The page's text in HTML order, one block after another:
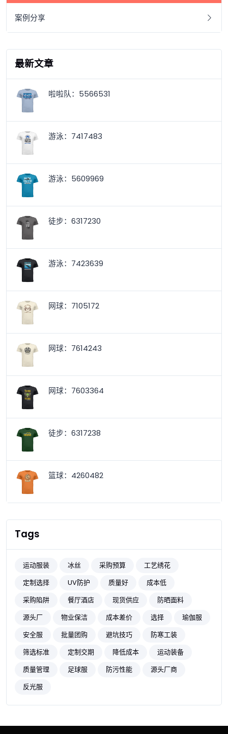
案例分享
最新文章
啦啦队：5566531
游泳：7417483
游泳：5609969
徒步：6317230
游泳：7423639
网球：7105172
网球：7614243
网球：7603364
徒步：6317238
篮球：4260482
Tags
运动服装 冰丝 采购预算
工艺绣花
定制选择
UV防护 质量好
成本低
采购陷阱
餐厅酒店 现货供应
防晒面料
源头厂
物业保洁 成本差价 选择
瑜伽服
安全服
批量团购 避坑技巧
防寒工装
筛选标准
定制交期 降低成本
运动装备
质量管理
足球服 防污性能
源头厂商
反光服